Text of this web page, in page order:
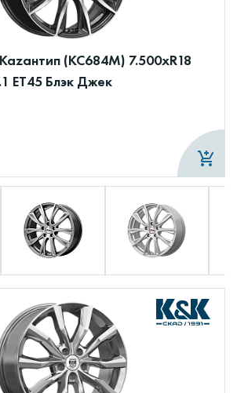
(КС684М) 7.500xR18
ET45 Блэк Джек